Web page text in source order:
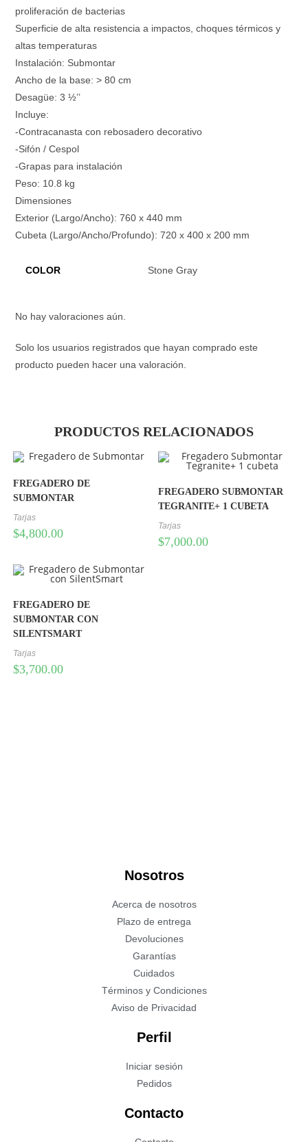
proliferación de bacterias
Superficie de alta resistencia a impactos, choques térmicos y
altas temperaturas
Instalación: Submontar
Ancho de la base: > 80 cm
Desagüe: 3 ½’’
Incluye:
-Contracanasta con rebosadero decorativo
-Sifón / Cespol
-Grapas para instalación
Peso: 10.8 kg
Dimensiones
Exterior (Largo/Ancho): 760 x 440 mm
Cubeta (Largo/Ancho/Profundo): 720 x 400 x 200 mm
COLOR Stone Gray
No hay valoraciones aún.
Solo los usuarios registrados que hayan comprado este
producto pueden hacer una valoración.
PRODUCTOS RELACIONADOS
FREGADERO DE
SUBMONTAR
Tarjas
$4,800.00
FREGADERO SUBMONTAR
TEGRANITE+ 1 CUBETA
Tarjas
$7,000.00
FREGADERO DE
SUBMONTAR CON
SILENTSMART
Tarjas
$3,700.00
Nosotros
Acerca de nosotros
Plazo de entrega
Devoluciones
Garantías
Cuidados
Términos y Condiciones
Aviso de Privacidad
Perfil
Iniciar sesión
Pedidos
Contacto